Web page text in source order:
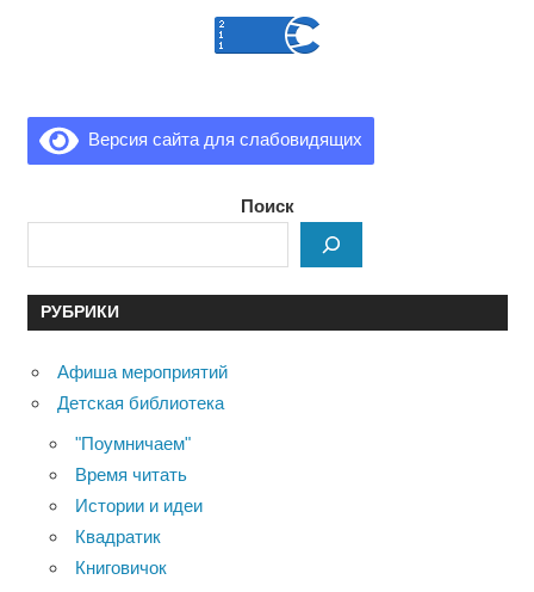
Версия сайта для слабовидящих
Поиск
РУБРИКИ
Афиша мероприятий
Детская библиотека
"Поумничаем"
Время читать
Истории и идеи
Квадратик
Книговичок